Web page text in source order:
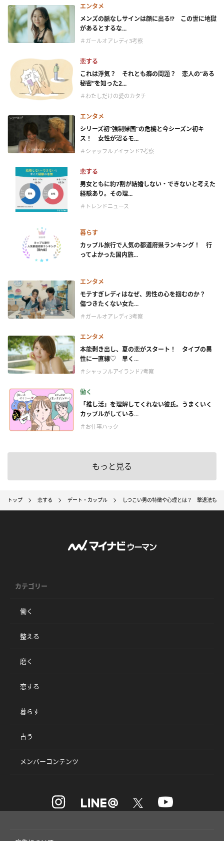
エンタメ
メンズの脈なしサインは顔に出る!? この世に地獄
があるとするな...
＃ガールオアレディ3考察
恋する
これは浮気？ それとも癖の問題？ 恋人の“ある
秘密”を知った2...
＃わたしだけの愛のカタチ
エンタメ
シリーズ初“強制帰国”の危機と今シーズン初キ
ス！ 女性が沼るモ...
＃シャッフルアイランド7考察
恋する
男女ともに約7割が結婚しない・できないと考えた
経験あり。その理...
＃トレンドニュース
暮らす
カップル旅行で人気の都道府県ランキング！ 行
ってよかった国内旅...
エンタメ
モテすぎレディはなぜ、男性の心を掴むのか？
傷つきたくない女た...
＃ガールオアレディ3考察
エンタメ
本能剥き出し、夏の恋がスタート！ タイプの異
性に一直線♡ 早く...
＃シャッフルアイランド7考察
働く
「推し活」を理解してくれない彼氏。うまくいく
カップルがしている...
＃お仕事ハック
もっと見る
トップ 恋する デート・カップル しつこい男の特徴や心理とは？ 撃退法も
カテゴリー
働く
整える
磨く
恋する
暮らす
占う
メンバーコンテンツ